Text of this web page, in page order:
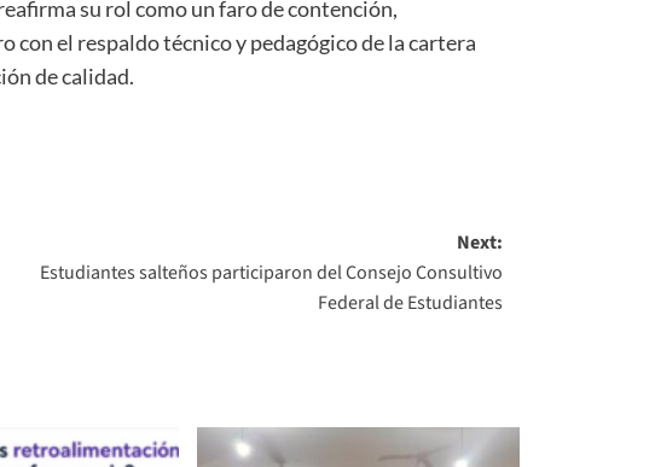
su rol como un faro de contención,
el respaldo técnico y pedagógico de la cartera
de calidad.
Next:
Estudiantes salteños participaron del Consejo Consultivo
Federal de Estudiantes